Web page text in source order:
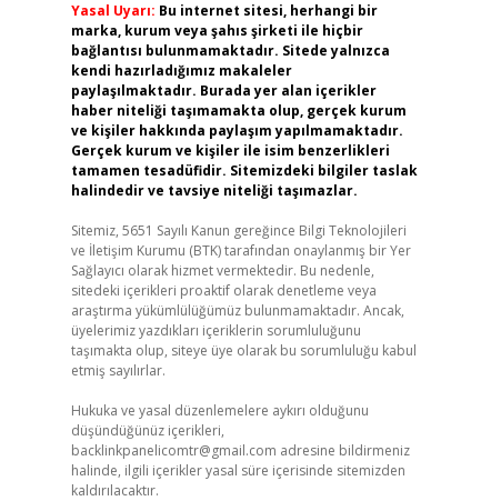
Yasal Uyarı: Bu internet sitesi, herhangi bir
marka, kurum veya şahıs şirketi ile hiçbir
bağlantısı bulunmamaktadır. Sitede yalnızca
kendi hazırladığımız makaleler
paylaşılmaktadır. Burada yer alan içerikler
haber niteliği taşımamakta olup, gerçek kurum
ve kişiler hakkında paylaşım yapılmamaktadır.
Gerçek kurum ve kişiler ile isim benzerlikleri
tamamen tesadüfidir. Sitemizdeki bilgiler taslak
halindedir ve tavsiye niteliği taşımazlar.
Sitemiz, 5651 Sayılı Kanun gereğince Bilgi Teknolojileri
ve İletişim Kurumu (BTK) tarafından onaylanmış bir Yer
Sağlayıcı olarak hizmet vermektedir. Bu nedenle,
sitedeki içerikleri proaktif olarak denetleme veya
araştırma yükümlülüğümüz bulunmamaktadır. Ancak,
üyelerimiz yazdıkları içeriklerin sorumluluğunu
taşımakta olup, siteye üye olarak bu sorumluluğu kabul
etmiş sayılırlar.
Hukuka ve yasal düzenlemelere aykırı olduğunu
düşündüğünüz içerikleri,
backlinkpanelicomtr@gmail.com adresine bildirmeniz
halinde, ilgili içerikler yasal süre içerisinde sitemizden
kaldırılacaktır.